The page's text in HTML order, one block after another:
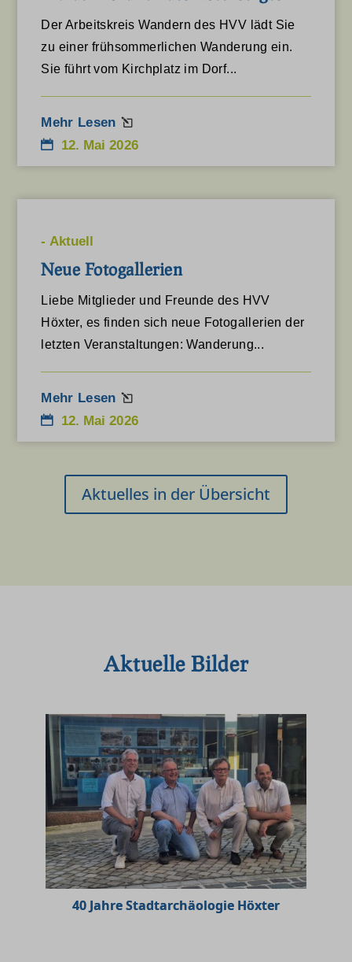
12. Mai 2026
Der Arbeitskreis Wandern des HVV lädt Sie
zu einer frühsommerlichen Wanderung ein.
Sie führt vom Kirchplatz im Dorf...
Mehr Lesen
Neue Fotogallerien
12. Mai 2026
- Aktuell
Liebe Mitglieder und Freunde des HVV
Höxter, es finden sich neue Fotogallerien der
letzten Veranstaltungen: Wanderung...
Mehr Lesen
Aktuelles in der Übersicht
Aktuelle Bilder
40 Jahre Stadtarchäologie Höxter